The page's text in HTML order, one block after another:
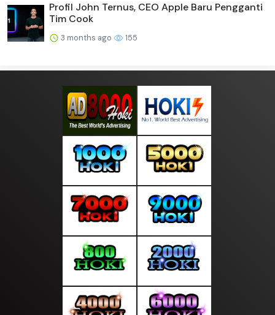
Profil John Ternus, CEO Apple Baru Pengganti
Tim Cook
3 months ago 155